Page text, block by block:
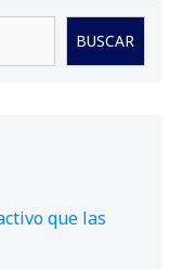
BUSCAR
que las